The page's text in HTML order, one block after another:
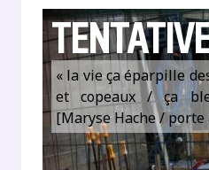
« la vie ça éparpille
et copeaux / ça
[Maryse Hache / porte